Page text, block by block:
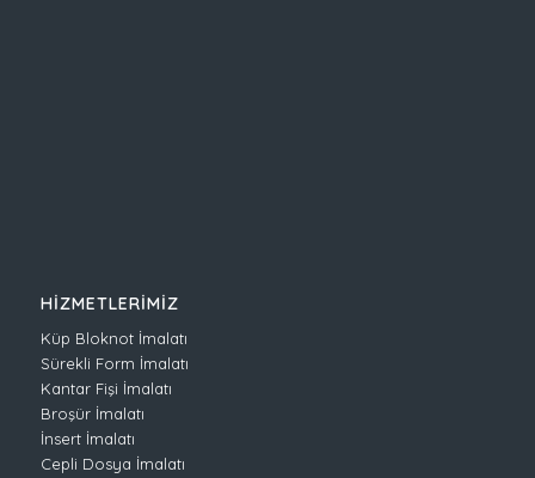
HİZMETLERİMİZ
Küp Bloknot İmalatı
Sürekli Form İmalatı
Kantar Fişi İmalatı
Broşür İmalatı
İnsert İmalatı
Cepli Dosya İmalatı